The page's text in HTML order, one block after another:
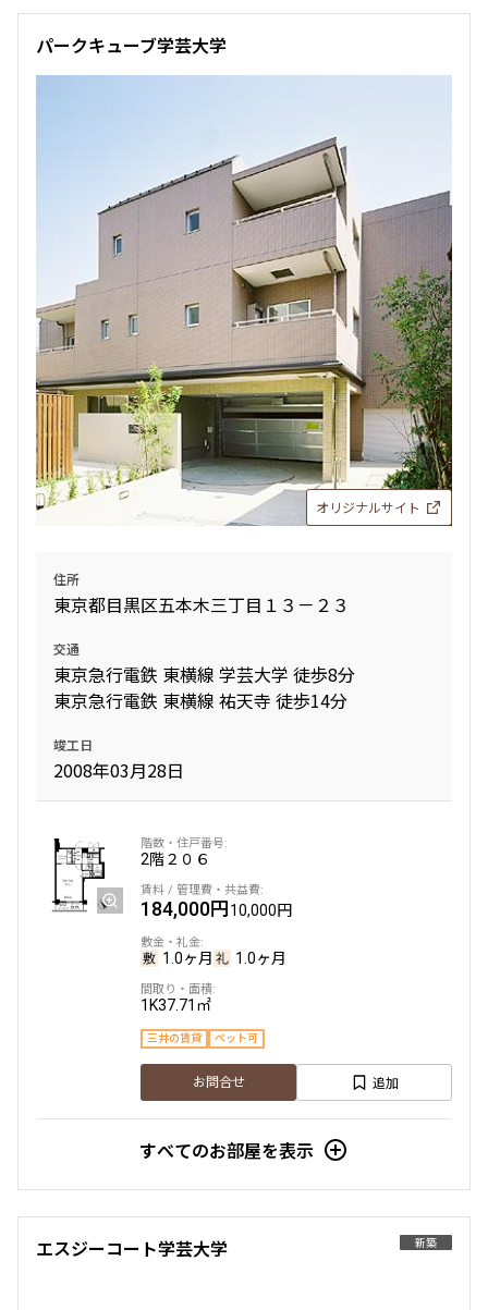
パークキューブ学芸大学
オリジナルサイト
住所
東京都目黒区五本木三丁目１３－２３
交通
東京急行電鉄 東横線 学芸大学 徒歩8分
東京急行電鉄 東横線 祐天寺 徒歩14分
竣工日
2008年03月28日
2階２０６
184,000円10,000円
1.0ヶ月 1.0ヶ月
1K37.71㎡
三井の賃貸 ペット可
お問合せ 追加
すべてのお部屋を表示
新築
エスジーコート学芸大学